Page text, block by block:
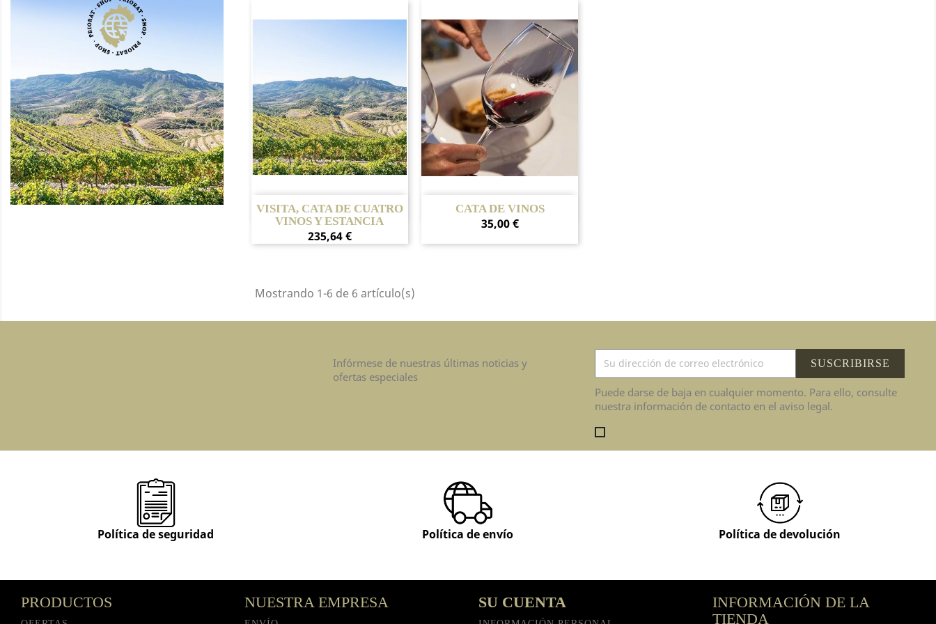
VISITA, CATA DE CUATRO
VINOS Y ESTANCIA
Precio
235,64 €
Vista rápida CATA DE VINOS
Precio
35,00 €
Vista rápida
Mostrando 1-6 de 6 artículo(s)
Infórmese de nuestras últimas noticias y
ofertas especiales
Puede darse de baja en cualquier momento. Para ello, consulte
nuestra información de contacto en el aviso legal.
Política de seguridad Política de envío Política de devolución
PRODUCTOS NUESTRA EMPRESA SU CUENTA
INFORMACIÓN DE LA
TIENDA